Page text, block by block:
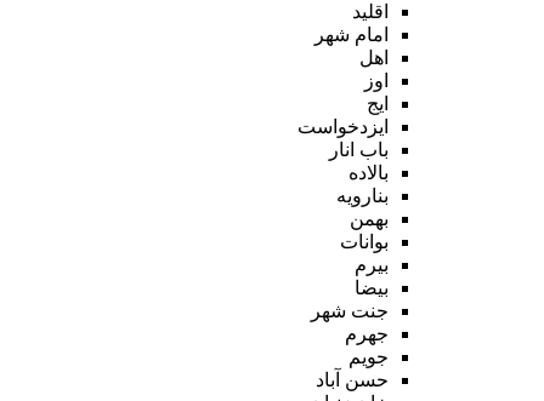
اقلید
امام شهر
اهل
اوز
ایج
ایزدخواست
باب انار
بالاده
بنارویه
بهمن
بوانات
بیرم
بیضا
جنت شهر
جهرم
جویم
حسن آباد